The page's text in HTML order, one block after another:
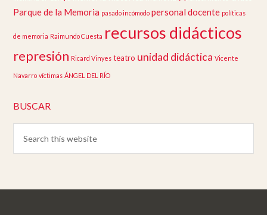
Parque de la Memoria pasado incómodo personal docente políticas
de memoria Raimundo Cuesta recursos didácticos
represión Ricard Vinyes teatro unidad didáctica Vicente
Navarro víctimas ÁNGEL DEL RÍO
BUSCAR